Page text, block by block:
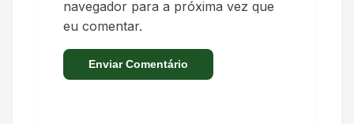
navegador para a próxima vez que
eu comentar.